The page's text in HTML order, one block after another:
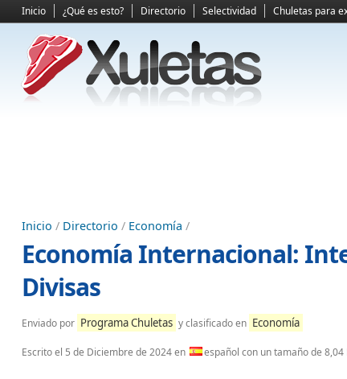
Inicio ¿Qué es esto? Directorio Selectividad Chuletas para
Inicio / Directorio / Economía /
Economía Internacional:
Divisas
Enviado por Programa Chuletas y clasificado en Economía
Escrito el 5 de Diciembre de 2024en español con un tamaño de 8,04